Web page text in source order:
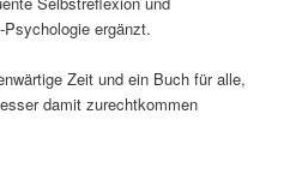
ergänzt.
Zeit und ein Buch für alle,
damit zurechtkommen